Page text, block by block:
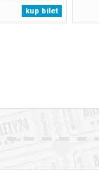
kup bilet